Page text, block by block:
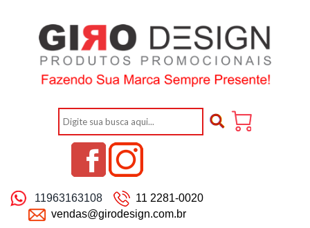
11963163108
11 2281-0020
vendas@girodesign.com.br